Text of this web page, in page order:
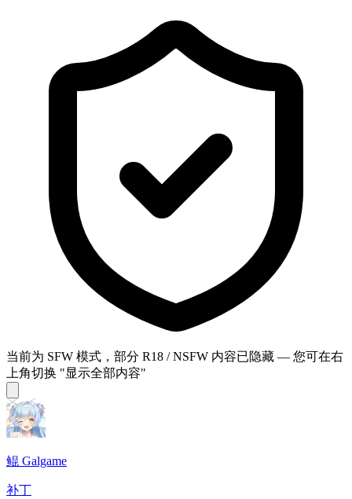
当前为 SFW 模式，部分 R18 / NSFW 内容已隐藏 — 您可在右
上角切换 "显示全部内容"
鲲 Galgame
补丁